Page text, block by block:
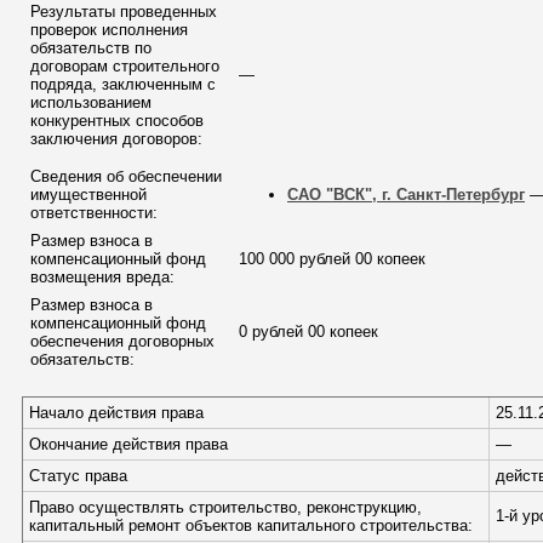
Результаты проведенных
проверок исполнения
обязательств по
договорам строительного
подряда, заключенным с
использованием
конкурентных способов
заключения договоров:
—
Сведения об обеспечении
имущественной
ответственности:
САО "ВСК", г. Санкт-Петербург —
Размер взноса в
компенсационный фонд
возмещения вреда:
100 000 рублей 00 копеек
Размер взноса в
компенсационный фонд
обеспечения договорных
обязательств:
0 рублей 00 копеек
Начало действия права
Окончание действия права
—
Статус права
Право осуществлять строительство, реконструкцию,
капитальный ремонт объектов капитального строительства:
1-й